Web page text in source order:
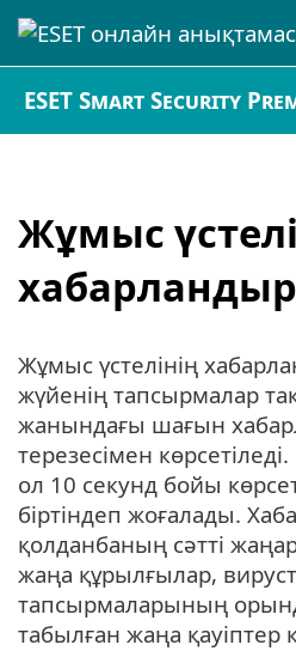
ESET Smart Security
Жұмыс
Жұмыс үстелінің
жүйенің тапсырмалар
жанындағы шағын
терезесімен
ол 10 секунд бойы
біртіндеп жоғалады.
қолданбаның сәтті
жаңа құрылғылар,
тапсырмаларының
табылған жаңа қауіптер